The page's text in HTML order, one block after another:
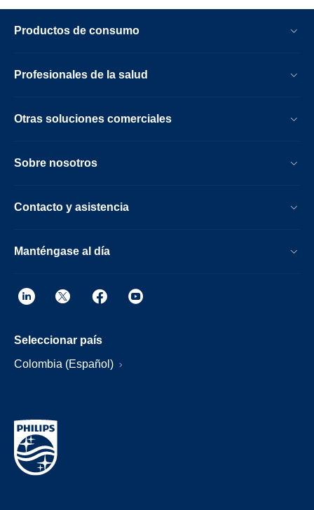
transcatéter.
Productos de consumo
Profesionales de la salud
Otras soluciones comerciales
Sobre nosotros
Contacto y asistencia
Manténgase al día
Seleccionar país
Colombia (Español)